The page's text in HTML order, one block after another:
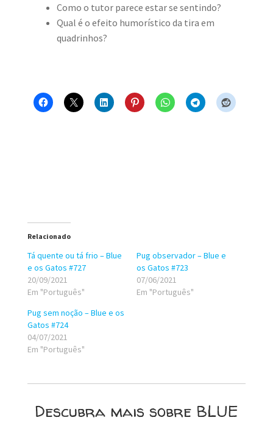
Como o tutor parece estar se sentindo?
Qual é o efeito humorístico da tira em
quadrinhos?
Relacionado
Tá quente ou tá frio – Blue
e os Gatos #727
20/09/2021
Em "Português"
Pug observador – Blue e
os Gatos #723
07/06/2021
Em "Português"
Pug sem noção – Blue e os
Gatos #724
04/07/2021
Em "Português"
Descubra mais sobre BLUE